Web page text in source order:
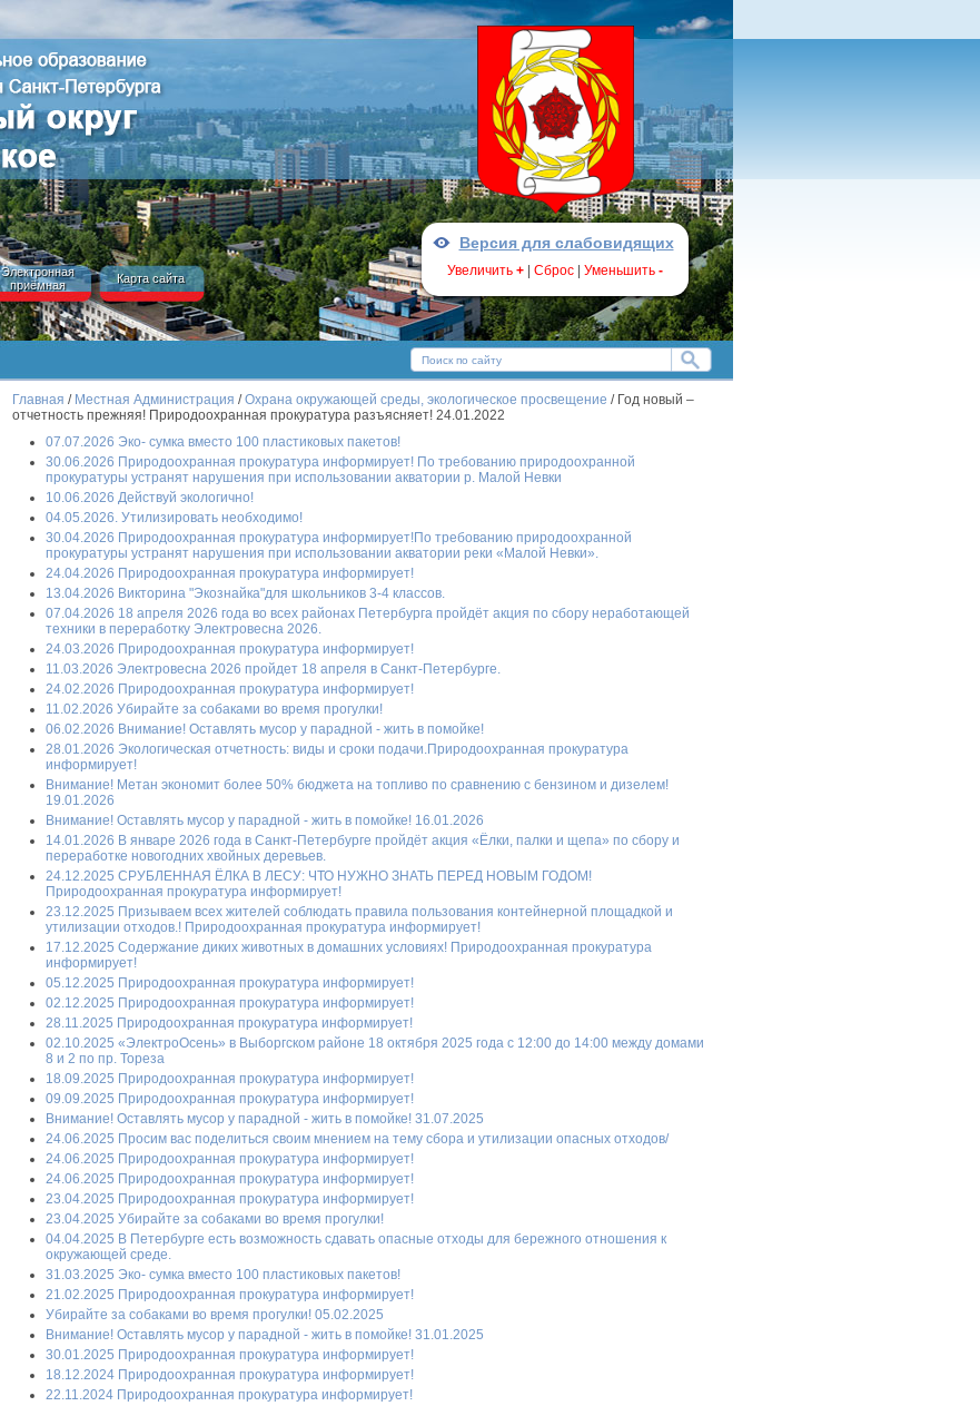
Электронная
приёмная
Карта сайта
Версия для слабовидящих
Увеличить + Сброс Уменьшить -
Главная / Местная Администрация /Охрана окружающей среды, экологическое просвещение / Год новый –
отчетность прежняя! Природоохранная прокуратура разъясняет! 24.01.2022
07.07.2026 Эко- сумка вместо 100 пластиковых пакетов!
30.06.2026 Природоохранная прокуратура информирует! По требованию природоохранной
прокуратуры устранят нарушения при использовании акватории р. Малой Невки
10.06.2026 Действуй экологично!
04.05.2026. Утилизировать необходимо!
30.04.2026 Природоохранная прокуратура информирует!По требованию природоохранной
прокуратуры устранят нарушения при использовании акватории реки «Малой Невки».
24.04.2026 Природоохранная прокуратура информирует!
13.04.2026 Викторина "Экознайка"для школьников 3-4 классов.
07.04.2026 18 апреля 2026 года во всех районах Петербурга пройдёт акция по сбору неработающей
техники в переработку Электровесна 2026.
24.03.2026 Природоохранная прокуратура информирует!
11.03.2026 Электровесна 2026 пройдет 18 апреля в Санкт-Петербурге.
24.02.2026 Природоохранная прокуратура информирует!
11.02.2026 Убирайте за собаками во время прогулки!
06.02.2026 Внимание! Оставлять мусор у парадной - жить в помойке!
28.01.2026 Экологическая отчетность: виды и сроки подачи.Природоохранная прокуратура
информирует!
Внимание! Метан экономит более 50% бюджета на топливо по сравнению с бензином и дизелем!
19.01.2026
Внимание! Оставлять мусор у парадной - жить в помойке! 16.01.2026
14.01.2026 В январе 2026 года в Санкт-Петербурге пройдёт акция «Ёлки, палки и щепа» по сбору и
переработке новогодних хвойных деревьев.
24.12.2025 СРУБЛЕННАЯ ЁЛКА В ЛЕСУ: ЧТО НУЖНО ЗНАТЬ ПЕРЕД НОВЫМ ГОДОМ!
Природоохранная прокуратура информирует!
23.12.2025 Призываем всех жителей соблюдать правила пользования контейнерной площадкой и
утилизации отходов.! Природоохранная прокуратура информирует!
17.12.2025 Содержание диких животных в домашних условиях! Природоохранная прокуратура
информирует!
05.12.2025 Природоохранная прокуратура информирует!
02.12.2025 Природоохранная прокуратура информирует!
28.11.2025 Природоохранная прокуратура информирует!
02.10.2025 «ЭлектроОсень» в Выборгском районе 18 октября 2025 года с 12:00 до 14:00 между домами
8 и 2 по пр. Тореза
18.09.2025 Природоохранная прокуратура информирует!
09.09.2025 Природоохранная прокуратура информирует!
Внимание! Оставлять мусор у парадной - жить в помойке! 31.07.2025
24.06.2025 Просим вас поделиться своим мнением на тему сбора и утилизации опасных отходов/
24.06.2025 Природоохранная прокуратура информирует!
24.06.2025 Природоохранная прокуратура информирует!
23.04.2025 Природоохранная прокуратура информирует!
23.04.2025 Убирайте за собаками во время прогулки!
04.04.2025 В Петербурге есть возможность сдавать опасные отходы для бережного отношения к
окружающей среде.
31.03.2025 Эко- сумка вместо 100 пластиковых пакетов!
21.02.2025 Природоохранная прокуратура информирует!
Убирайте за собаками во время прогулки! 05.02.2025
Внимание! Оставлять мусор у парадной - жить в помойке! 31.01.2025
30.01.2025 Природоохранная прокуратура информирует!
18.12.2024 Природоохранная прокуратура информирует!
22.11.2024 Природоохранная прокуратура информирует!